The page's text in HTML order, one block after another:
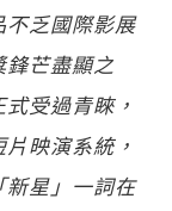
不乏國際影展
芒盡顯之
受過青睞，
映演系統，
新星」一詞在